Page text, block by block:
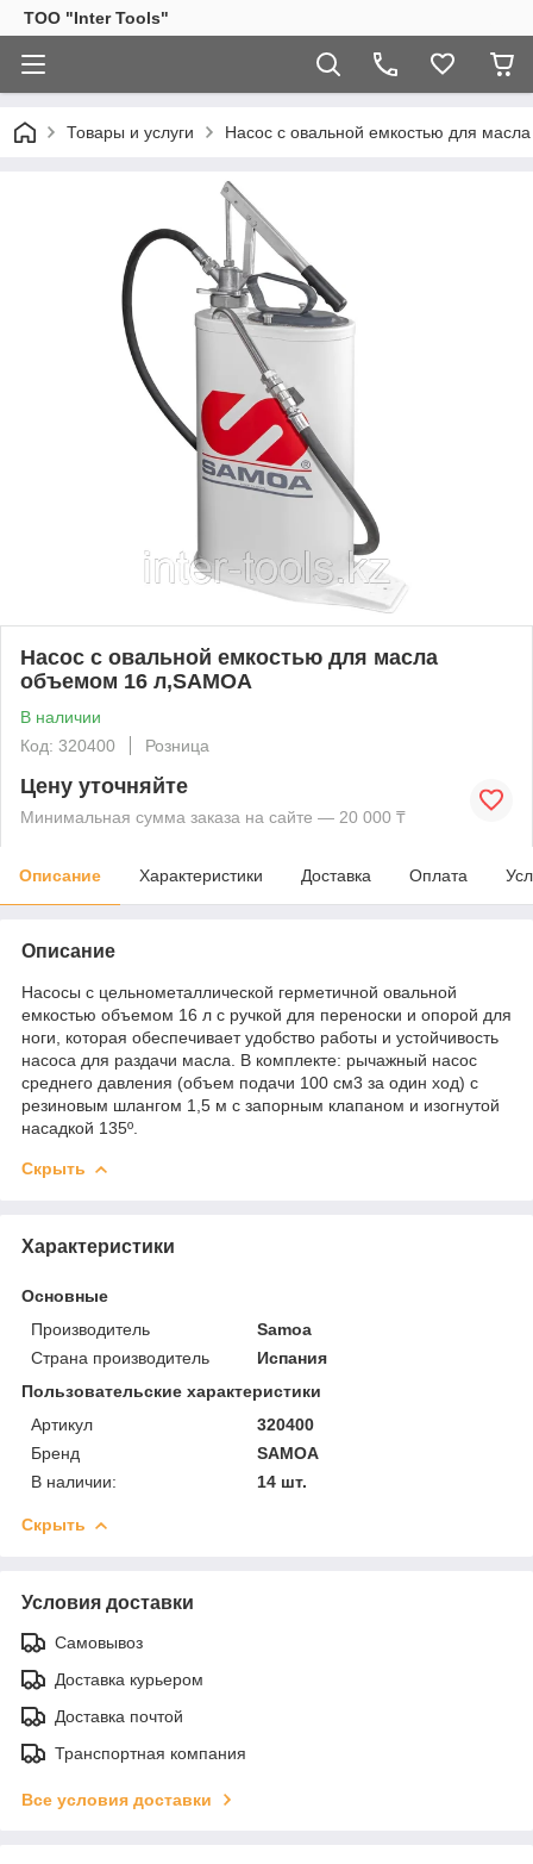
ТОО "Inter Tools"
Товары и услуги Насос с овальной емкостью для
Насос с овальной емкостью для масла
объемом 16 л,SAMOA
В наличии
Код: 320400
Розница
Цену уточняйте
Минимальная сумма заказа на сайте — 20 000 ₸
Описание Характеристики Доставка Оплата
Описание
Насосы с цельнометаллической герметичной овальной
емкостью объемом 16 л с ручкой для переноски и опорой для
ноги, которая обеспечивает удобство работы и устойчивость
насоса для раздачи масла. В комплекте: рычажный насос
среднего давления (объем подачи 100 см3 за один ход) с
резиновым шлангом 1,5 м с запорным клапаном и изогнутой
насадкой 135º.
Скрыть
Характеристики
Основные
Производитель
Samoa
Страна производитель
Испания
Пользовательские характеристики
Артикул
320400
Бренд
SAMOA
В наличии:
14 шт.
Скрыть
Условия доставки
Самовывоз
Доставка курьером
Доставка почтой
Транспортная компания
Все условия доставки